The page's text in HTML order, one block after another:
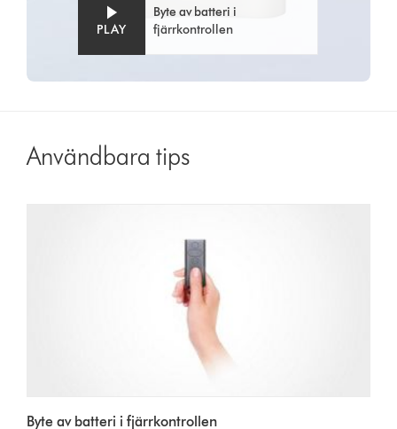
PLAY
Byte av batteri i
fjärrkontrollen
Användbara tips
Byte av batteri i fjärrkontrollen